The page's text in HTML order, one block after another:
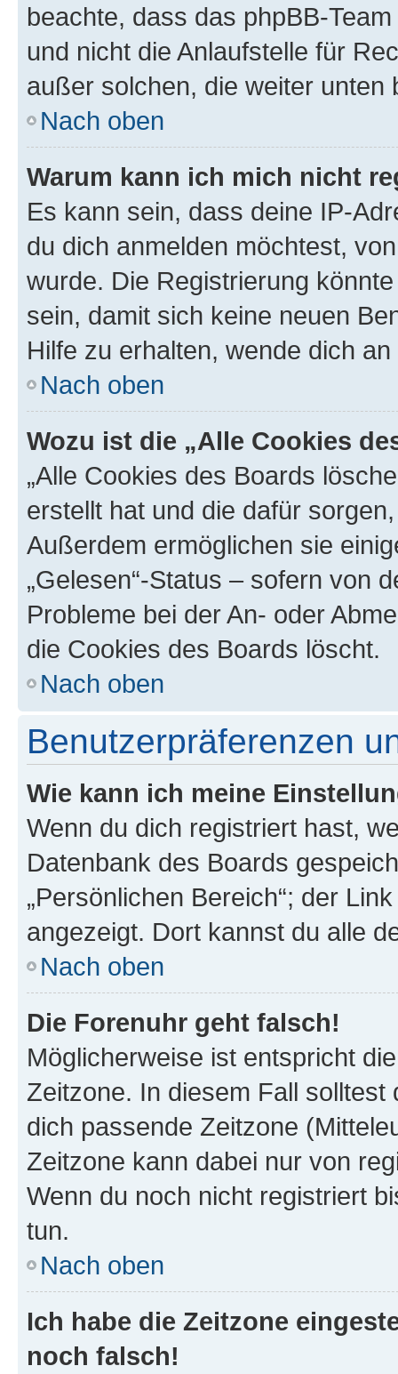
beachte, dass das phpBB-
und nicht die Anlaufstelle für
außer solchen, die weiter unten
Nach oben
Warum kann ich mich nicht
Es kann sein, dass deine IP-
du dich anmelden möchtest,
wurde. Die Registrierung
sein, damit sich keine neuen
Hilfe zu erhalten, wende dich
Nach oben
Wozu ist die „Alle Cookies
„Alle Cookies des Boards
erstellt hat und die dafür
Außerdem ermöglichen sie
„Gelesen“-Status – sofern von
Probleme bei der An- oder
die Cookies des Boards löscht.
Nach oben
Benutzerpräferenzen
Wie kann ich meine
Wenn du dich registriert hast,
Datenbank des Boards
„Persönlichen Bereich“; der
angezeigt. Dort kannst du alle
Nach oben
Die Forenuhr geht falsch!
Möglicherweise ist entspricht
Zeitzone. In diesem Fall solltest
dich passende Zeitzone
Zeitzone kann dabei nur von
Wenn du noch nicht registriert
tun.
Nach oben
Ich habe die Zeitzone
noch falsch!